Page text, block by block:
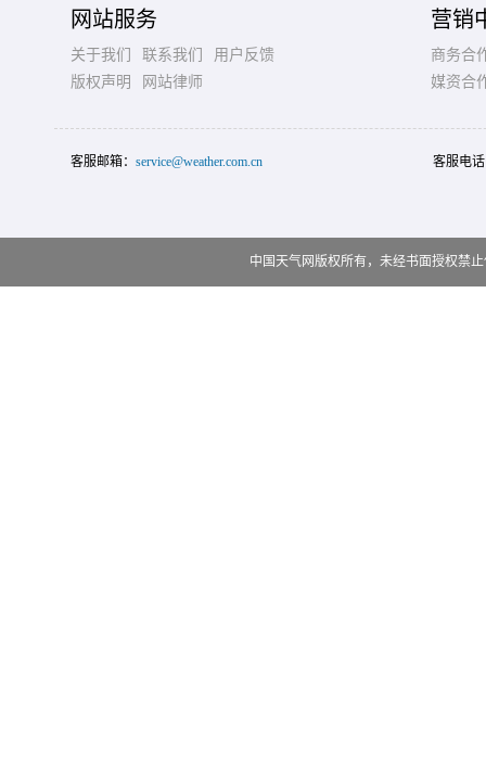
网站服务
关于我们 联系我们
用户反馈
版权声明
网站律师
营销
商务合
媒资合
客服邮箱： service@weather.com.cn 客服电
中国天气网版权所有，未经书面授权